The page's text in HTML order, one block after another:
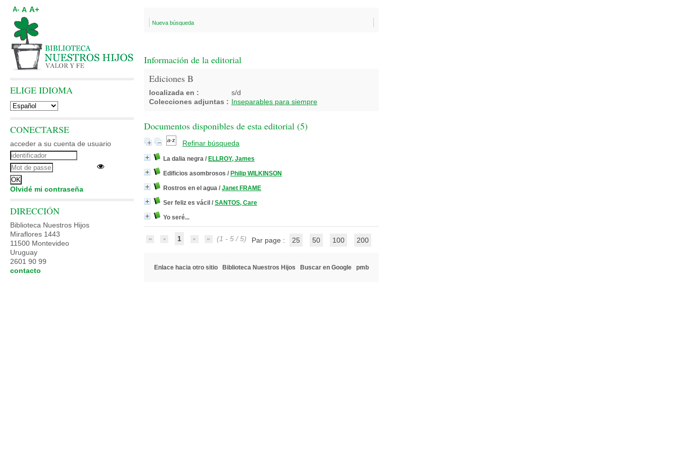
Nueva búsqueda
Información de la editorial
Ediciones B
localizada en :
s/d
Colecciones adjuntas : Inseparables para siempre
Documentos disponibles de esta editorial (5)
Refinar búsqueda
La dalia negra / ELLROY, James
Edificios asombrosos / Philip WILKINSON
Rostros en el agua / Janet FRAME
Ser feliz es vácil / SANTOS, Care
Yo seré...
1 (1 - 5 / 5) Par page : 25 50 100 200
Enlace hacia otro sitio Biblioteca Nuestros Hijos Buscar en Google pmb
A- A A+
ELIGE IDIOMA
CONECTARSE
acceder a su cuenta de usuario
Olvidé mi contraseña
DIRECCIÓN
Biblioteca Nuestros Hijos
Miraflores 1443
11500 Montevideo
Uruguay
2601 90 99
contacto